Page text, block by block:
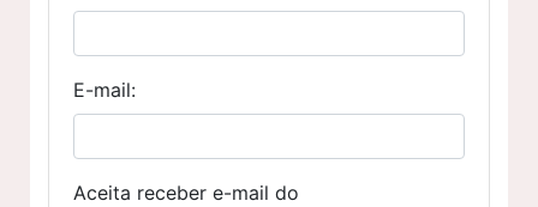
E-mail:
Aceita receber e-mail do